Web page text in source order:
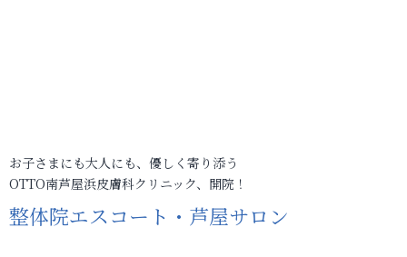
お子さまにも大人にも、優しく寄り添う
OTTO南芦屋浜皮膚科クリニック、開院！
整体院エスコート・芦屋サロン